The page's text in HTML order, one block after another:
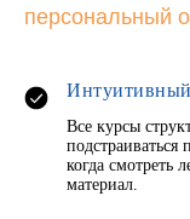
персональный
Все курсы
подстраиваться
когда смотреть
материал.